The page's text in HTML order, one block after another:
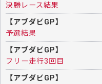
決勝レース結果
【アブダビGP】
予選結果
【アブダビGP】
フリー走行3回目
【アブダビGP】